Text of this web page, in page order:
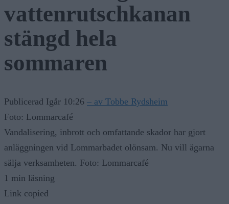
stängd hela
sommaren
Foto: Lommarcafé
Vandalisering, inbrott och omfattande skador har gjort
anläggningen vid Lommarbadet olönsam. Nu vill ägarna
sälja verksamheten. Foto: Lommarcafé
1 min läsning
Link copied
Share the article